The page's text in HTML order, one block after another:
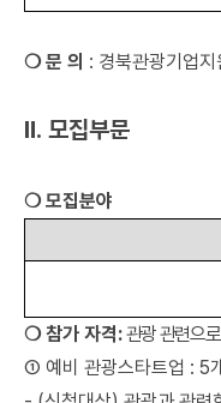
❍문 의 : 경북관광기업지
Ⅱ. 모집부문
❍모집분야
❍참가 자격:관광 관련으
① 예비 관광스타트업 : 5